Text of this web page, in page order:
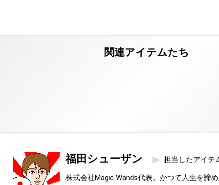
福田シューザン 担当したアイテ
株式会社Magic Wands代表。かつて人生を諦